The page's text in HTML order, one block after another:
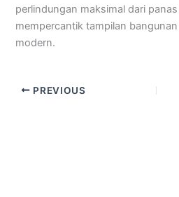
perlindungan maksimal dari
mempercantik tampilan
modern.
PREVIOUS